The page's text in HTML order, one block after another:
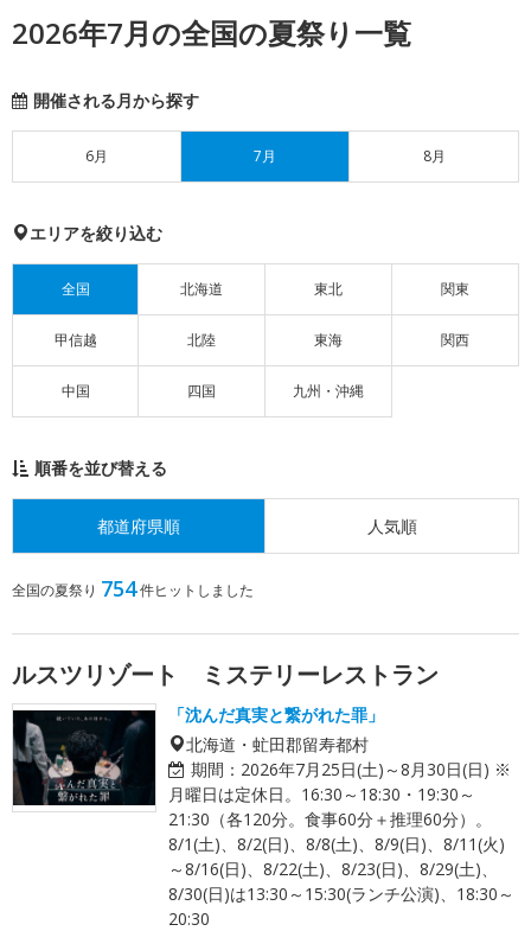
2026年7月の全国の夏祭り一覧
開催される月から探す
6月 7月 8月
エリアを絞り込む
全国 北海道 東北 関東
甲信越 北陸 東海 関西
中国 四国 九州・沖縄
順番を並び替える
都道府県順 人気順
全国の夏祭り 754件ヒットしました
ルスツリゾート ミステリーレストラン
「沈んだ真実と繋がれた罪」
北海道・虻田郡留寿都村
期間： 2026年7月25日(土)～8月30日(日) ※
月曜日は定休日。16:30～18:30・19:30～
21:30（各120分。食事60分＋推理60分）。
8/1(土)、8/2(日)、8/8(土)、8/9(日)、8/11(火)
～8/16(日)、8/22(土)、8/23(日)、8/29(土)、
8/30(日)は13:30～15:30(ランチ公演)、18:30～
20:30